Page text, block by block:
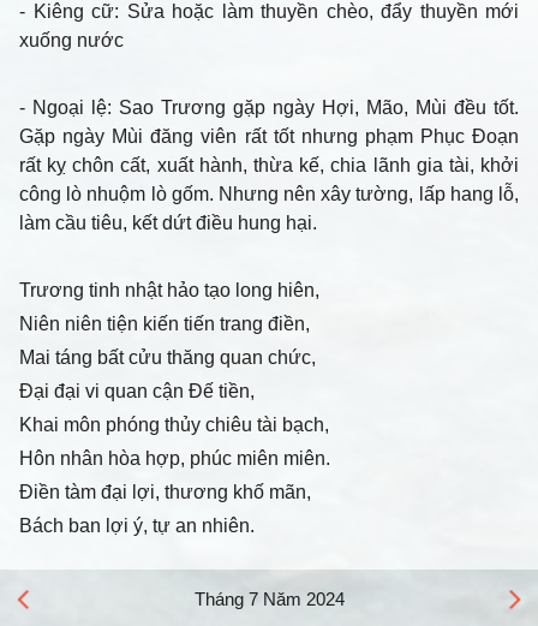
- Kiêng cữ: Sửa hoặc làm thuyền chèo, đẩy thuyền mới
xuống nước
- Ngoại lệ: Sao Trương gặp ngày Hợi, Mão, Mùi đều tốt.
Gặp ngày Mùi đăng viên rất tốt nhưng phạm Phục Đoạn
rất kỵ chôn cất, xuất hành, thừa kế, chia lãnh gia tài, khởi
công lò nhuộm lò gốm. Nhưng nên xây tường, lấp hang lỗ,
làm cầu tiêu, kết dứt điều hung hại.
Trương tinh nhật hảo tạo long hiên,
Niên niên tiện kiến tiến trang điền,
Mai táng bất cửu thăng quan chức,
Đại đại vi quan cận Đế tiền,
Khai môn phóng thủy chiêu tài bạch,
Hôn nhân hòa hợp, phúc miên miên.
Điền tàm đại lợi, thương khố mãn,
Bách ban lợi ý, tự an nhiên.
Tháng 7 Năm 2024